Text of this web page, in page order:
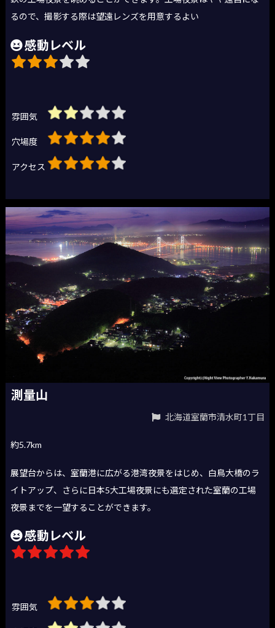
るので、撮影する際は望遠レンズを用意するよい
感動レベル
雰囲気
穴場度
アクセス
測量山
北海道室蘭市清水町1丁目
約5.7km
展望台からは、室蘭港に広がる港湾夜景をはじめ、白鳥大橋のラ
イトアップ、さらに日本5大工場夜景にも選定された室蘭の工場
夜景までを一望することができます。
感動レベル
雰囲気